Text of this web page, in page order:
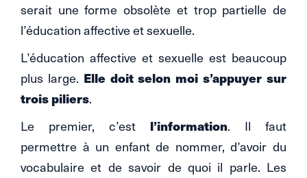
serait une forme obsolète et trop partielle de
l’éducation affective et sexuelle.
L’éducation affective et sexuelle est beaucoup
plus large. Elle doit selon moi s’appuyer sur
trois piliers.
Le premier, c’est l’information. Il faut
permettre à un enfant de nommer, d’avoir du
vocabulaire et de savoir de quoi il parle. Les